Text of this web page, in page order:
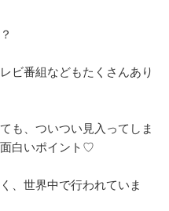
ビ番組などもたくさんあり
も、ついつい見入ってしま
白いポイント♡
、世界中で行われていま